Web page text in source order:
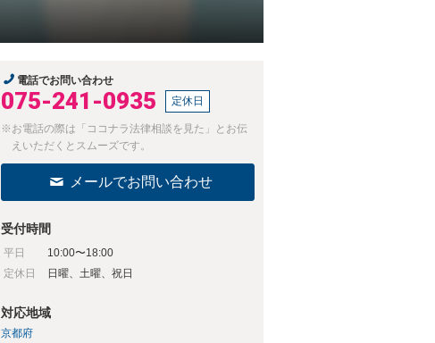
電話でお問い合わせ
075-241-0935 定休日
※お電話の際は「ココナラ法律相談を見た」とお伝
えいただくとスムーズです。
メールでお問い合わせ
受付時間
平日
10:00〜18:00
定休日
日曜、土曜、祝日
対応地域
京都府